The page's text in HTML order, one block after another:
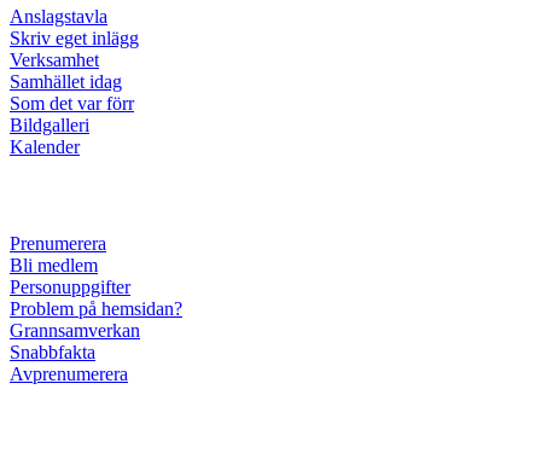
Anslagstavla
Skriv eget inlägg
Verksamhet
Samhället idag
Som det var förr
Bildgalleri
Kalender
Prenumerera
Bli medlem
Personuppgifter
Problem på hemsidan?
Grannsamverkan
Snabbfakta
Avprenumerera